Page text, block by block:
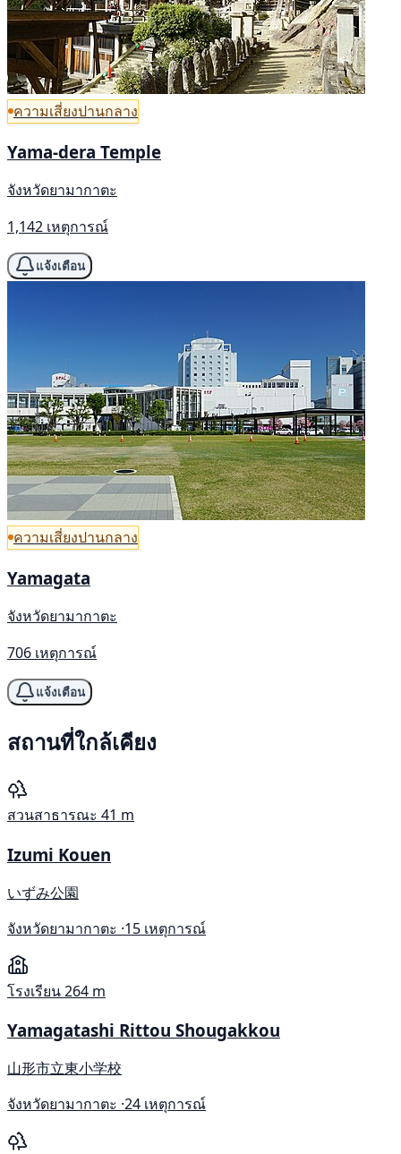
ความเสี่ยงปานกลาง
Yama-dera Temple
จังหวัดยามากาตะ
1,142 เหตุการณ์
แจ้งเตือน
ความเสี่ยงปานกลาง
Yamagata
จังหวัดยามากาตะ
706 เหตุการณ์
แจ้งเตือน
สถานที่ใกล้เคียง
สวนสาธารณะ 41 m
Izumi Kouen
いずみ公園
จังหวัดยามากาตะ ·15 เหตุการณ์
โรงเรียน264 m
Yamagatashi Rittou Shougakkou
山形市立東小学校
จังหวัดยามากาตะ ·24 เหตุการณ์